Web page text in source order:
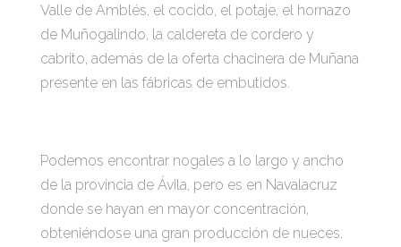
Valle de Amblés, el cocido, el potaje, el hornazo
de Muñogalindo, la caldereta de cordero y
cabrito, además de la oferta chacinera de Muñana
presente en las fábricas de embutidos.
Podemos encontrar nogales a lo largo y ancho
de la provincia de Ávila, pero es en Navalacruz
donde se hayan en mayor concentración,
obteniéndose una gran producción de nueces.